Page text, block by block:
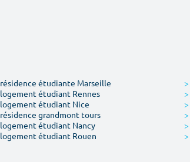
résidence étudiante Marseille >
logement étudiant Rennes >
logement étudiant Nice >
résidence grandmont tours >
logement étudiant Nancy >
logement étudiant Rouen >